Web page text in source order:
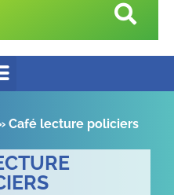
Café lecture policiers